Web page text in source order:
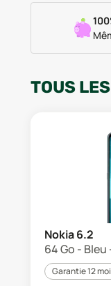
TOUS
Nokia 6.2
64 Go -
Garantie 12